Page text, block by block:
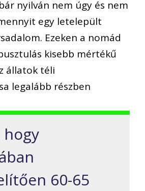
nyilván nem úgy és nem
egy letelepült
Ezeken a nomád
kisebb mértékű
állatok téli
legalább részben
hogy
60-65